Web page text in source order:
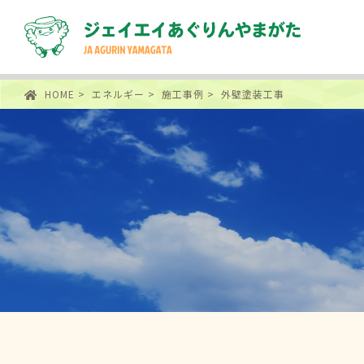
HOME > エネルギー > 施工事例 > 外壁塗装工事